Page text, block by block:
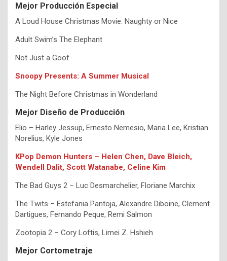
Mejor Producción Especial
A Loud House Christmas Movie: Naughty or Nice
Adult Swim’s The Elephant
Not Just a Goof
Snoopy Presents: A Summer Musical
The Night Before Christmas in Wonderland
Mejor Diseño de Producción
Elio – Harley Jessup, Ernesto Nemesio, Maria Lee, Kristian
Norelius, Kyle Jones
KPop Demon Hunters – Helen Chen, Dave Bleich,
Wendell Dalit, Scott Watanabe, Celine Kim
The Bad Guys 2 – Luc Desmarchelier, Floriane Marchix
The Twits – Estefania Pantoja, Alexandre Diboine, Clement
Dartigues, Fernando Peque, Remi Salmon
Zootopia 2 – Cory Loftis, Limei Z. Hshieh
Mejor Cortometraje